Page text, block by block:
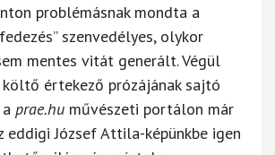
problémásnak mondta a
szenvedélyes, olykor
mentes vitát generált. Végül
költő értekező prózájának sajtó
prae.hu művészeti portálon már
eddigi József Attila-képünkbe igen